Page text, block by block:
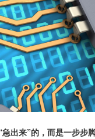
出来”的，而是一步步